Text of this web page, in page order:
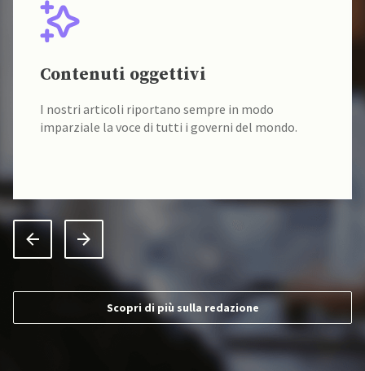
Contenuti oggettivi
I nostri articoli riportano sempre in modo
imparziale la voce di tutti i governi del mondo.
Scopri di più sulla redazione